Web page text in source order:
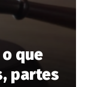
que
partes